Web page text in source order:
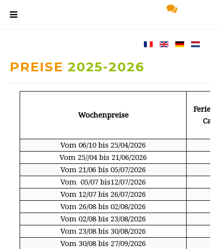
PREISE 2025-2026
Wochenpreise
Vom 06/10 bis 25/04/2026
Vom 25//04 bis 21/06/2026
Vom 21/06 bis 05/07/2026
Vom 05/07 bis12/07/2026
Vom 12/07 bis 26/07/2026
Vom 26/08 bis 02/08/2026
Vom 02/08 bis 23/08/2026
Vom 23/08 bis 30/08/2026
Vom 30/08 bis 27/09/2026